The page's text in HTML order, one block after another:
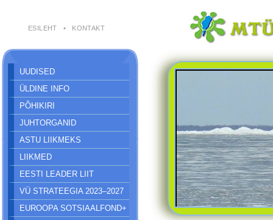
ESILEHT • KONTAKT
UUDISED
ÜLDINE INFO
PÕHIKIRI
JUHTORGANID
ASTU LIIKMEKS
LIIKMED
EESTI LEADER LIIT
VÜ STRATEEGIA 2023–2027
EUROOPA SOTSIAALFOND+